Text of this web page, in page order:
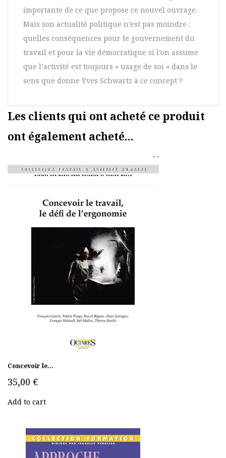
importante de ce que propose ce nouvel ouvrage.
Mais son actualité politique n’est pas moindre :
quelles conséquences pour le gouvernement du
travail et pour la vie démocratique si l’on assume
que l’activité est toujours « usage de soi » dans le
sens que donne Yves Schwartz à ce concept ?
Les clients qui ont acheté ce produit
ont également acheté...
Concevoir le...
35,00 €
Add to cart